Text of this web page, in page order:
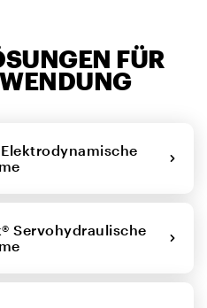
FÜR
Servohydraulische